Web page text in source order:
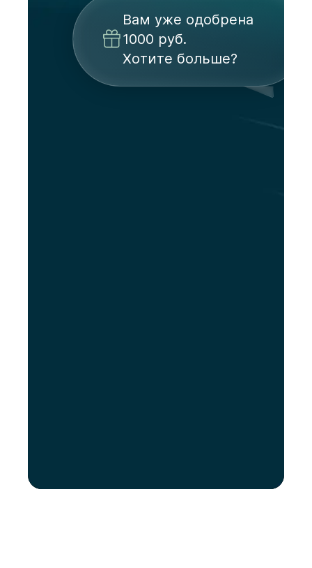
Вам уже одобрена
1000 руб.
Хотите больше?